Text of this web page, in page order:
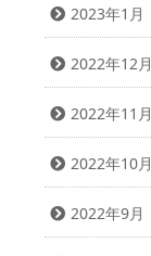
2023年1月
2022年12月
2022年11月
2022年10月
2022年9月